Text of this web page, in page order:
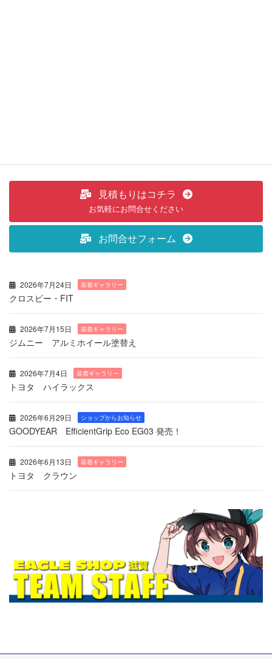
見積もりはコチラ
お気軽にお問合せください
お問合せフォーム
2026年7月24日 装着ギャラリー
クロスビー・FIT
2026年7月15日 装着ギャラリー
ジムニー アルミホイール塗替え
2026年7月4日 装着ギャラリー
トヨタ ハイラックス
2026年6月29日 ショップからお知らせ
GOODYEAR EfficientGrip Eco EG03 発売！
2026年6月13日 装着ギャラリー
トヨタ クラウン